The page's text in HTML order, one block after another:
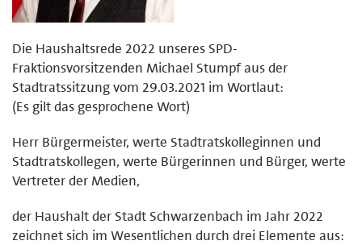
Die Haushaltsrede 2022 unseres SPD-
Fraktionsvorsitzenden Michael Stumpf aus der
Stadtratssitzung vom 29.03.2021 im Wortlaut:
(Es gilt das gesprochene Wort)
Herr Bürgermeister, werte Stadtratskolleginnen und
Stadtratskollegen, werte Bürgerinnen und Bürger, werte
Vertreter der Medien,
der Haushalt der Stadt Schwarzenbach im Jahr 2022
zeichnet sich im Wesentlichen durch drei Elemente aus: